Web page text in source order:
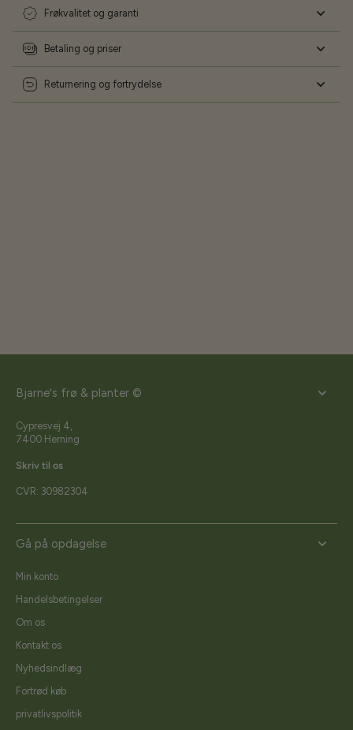
Frøkvalitet og garanti
Betaling og priser
Returnering og fortrydelse
Bjarne's frø & planter ©
Cypresvej 4,
7400 Herning
Skriv til os
CVR: 30982304
Gå på opdagelse
Min konto
Handelsbetingelser
Om os
Kontakt os
Nyhedsindlæg
Fortrød køb
privatlivspolitik